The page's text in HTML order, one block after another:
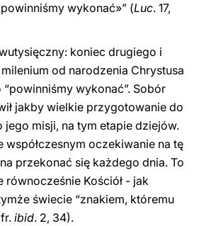
wykonać»” (Luc. 17,
koniec drugiego i
od narodzenia Chrystusa
wykonać”. Sobór
jakby wielkie przygotowanie do
jego misji, na tym etapie dziejów.
współczesnym oczekiwanie na tę
przekonać się każdego dnia. To
równocześnie Kościół - jak
świecie “znakiem, któremu
ibid. 2, 34).